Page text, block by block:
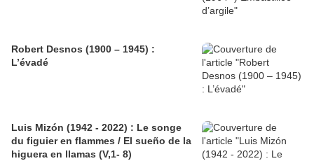
Robert Desnos (1900 – 1945) :
L’évadé
Luis Mizón (1942 - 2022) : Le songe
du figuier en flammes / El sueño de la
higuera en llamas (V,1- 8)